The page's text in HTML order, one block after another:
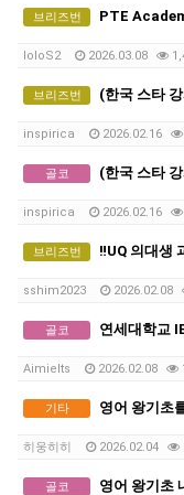
브리즈번 PTE
loloS2 2026.03.08
브리즈번 (한국 스타 강사진)AP,
inspirica 2026.02.16
골코 (한국 스타 강사진)AP,
inspirica 2026.02.16
브리즈번 ‼️UQ 의대생 과외
sshim2023 2026.02.08
골코 연세대학교
Aimielts 2026.02.08
기타 영어 왕기초
히웅히히 2026.02.04
골코 영어 왕기초